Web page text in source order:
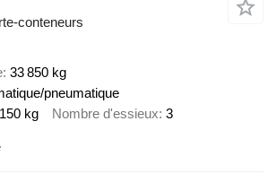
conteneurs
33 850 kg
pneumatique
kg Nombre d'essieux 3